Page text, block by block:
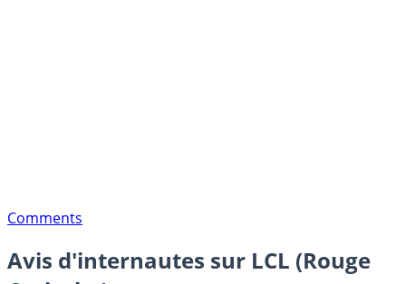
Comments
Avis d'internautes sur LCL (Rouge